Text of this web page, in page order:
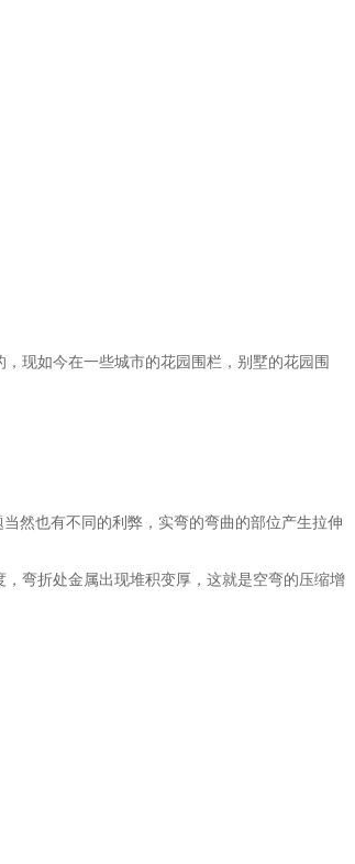
现如今在一些城市的花园围栏，别墅的花园围
然也有不同的利弊，实弯的弯曲的部位产生拉伸
弯折处金属出现堆积变厚，这就是空弯的压缩增